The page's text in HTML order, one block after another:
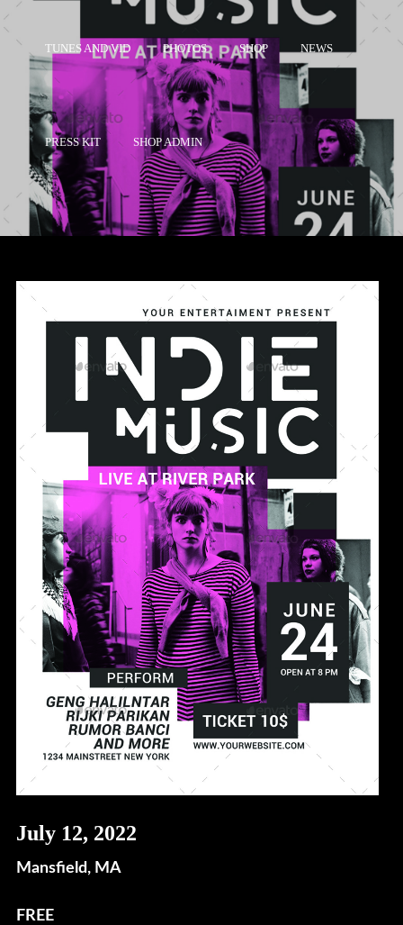
TUNES AND VID PHOTOS SHOP NEWS
PRESS KIT SHOP ADMIN
July 12, 2022
Mansfield, MA
FREE